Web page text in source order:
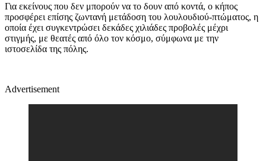
Για εκείνους που δεν μπορούν να το δουν από κοντά, ο κήπος
προσφέρει επίσης ζωντανή μετάδοση του λουλουδιού-πτώματος, η
οποία έχει συγκεντρώσει δεκάδες χιλιάδες προβολές μέχρι
στιγμής, με θεατές από όλο τον κόσμο, σύμφωνα με την
ιστοσελίδα της πόλης.
Advertisement